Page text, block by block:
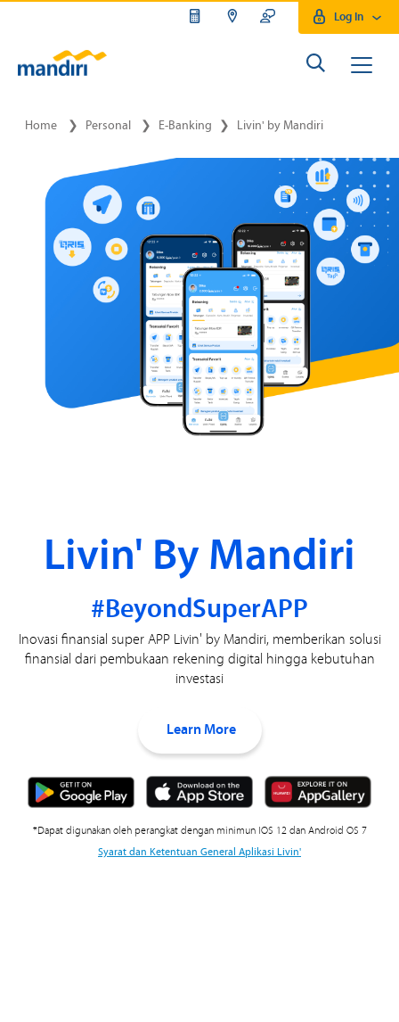
Log In
Home ❯ Personal ❯ E-Banking ❯ Livin' by Mandiri
Livin' By Mandiri
#BeyondSuperAPP
Inovasi finansial super APP Livin' by Mandiri, memberikan solusi
finansial dari pembukaan rekening digital hingga kebutuhan
investasi
Learn More
*Dapat digunakan oleh perangkat dengan minimun IOS 12 dan Android OS 7
Syarat dan Ketentuan General Aplikasi Livin'